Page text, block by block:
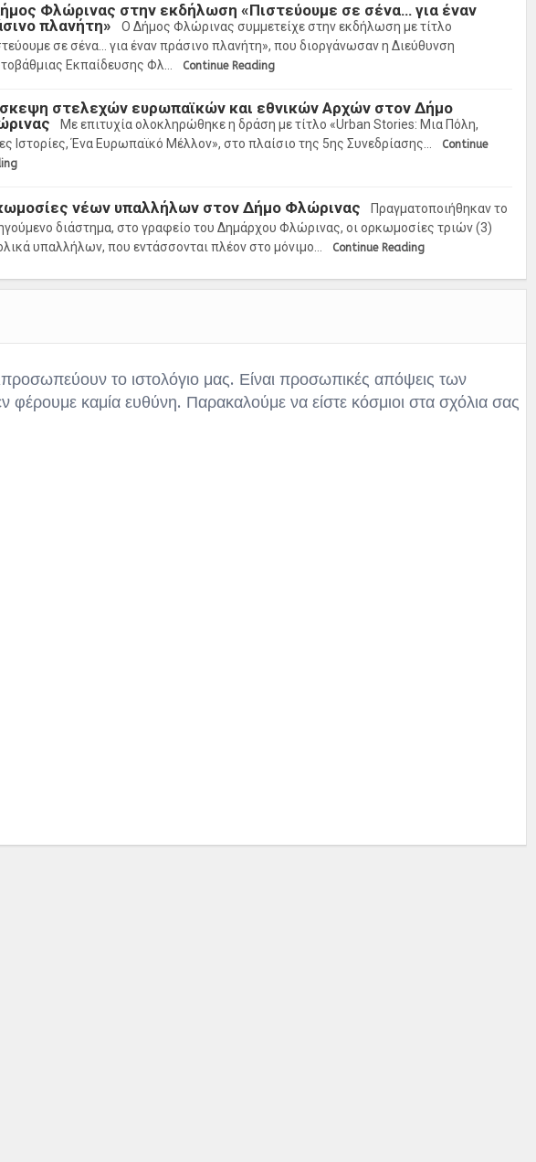
Φλώρινας στην εκδήλωση «Πιστεύουμε σε σένα… για έναν
πλανήτη»
Ο Δήμος Φλώρινας συμμετείχε στην εκδήλωση με τίτλο
σε σένα… για έναν πράσινο πλανήτη», που διοργάνωσαν η Διεύθυνση
Εκπαίδευσης Φλ…
Continue Reading
στελεχών ευρωπαϊκών και εθνικών Αρχών στον Δήμο
Με επιτυχία ολοκληρώθηκε η δράση με τίτλο «Urban Stories: Μια Πόλη,
Ιστορίες, Ένα Ευρωπαϊκό Μέλλον», στο πλαίσιο της 5ης Συνεδρίασης…
Continue
νέων υπαλλήλων στον Δήμο Φλώρινας
Πραγματοποιήθηκαν το
διάστημα, στο γραφείο του Δημάρχου Φλώρινας, οι ορκωμοσίες τριών (3)
υπαλλήλων, που εντάσσονται πλέον στο μόνιμο…
Continue Reading
το ιστολόγιο μας. Είναι προσωπικές απόψεις των
φέρουμε καμία ευθύνη. Παρακαλούμε να είστε κόσμιοι στα σχόλια σας